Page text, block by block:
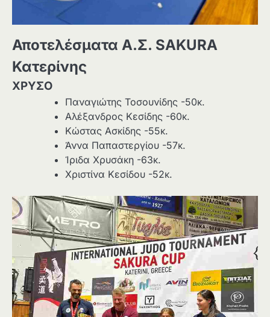
Αποτελέσματα Α.Σ. SAKURA
Κατερίνης
ΧΡΥΣΟ
Παναγιώτης Τοσουνίδης -50κ.
Αλέξανδρος Κεσίδης -60κ.
Κώστας Ασκίδης -55κ.
Άννα Παπαστεργίου -57κ.
Ίριδα Χρυσάκη -63κ.
Χριστίνα Κεσίδου -52κ.